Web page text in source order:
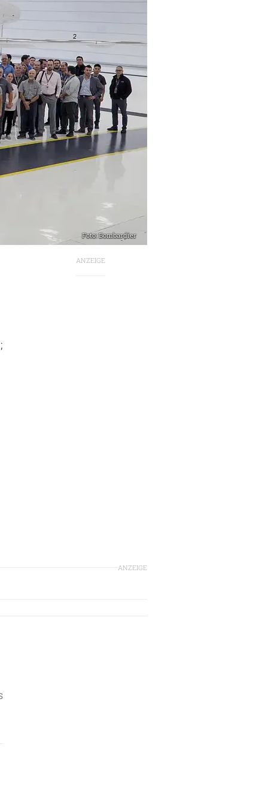
Foto: Bombardier
ANZEIGE
ANZEIGE